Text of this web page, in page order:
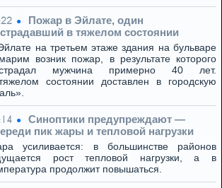
Пожар в Эйлате, один
в тяжелом состоянии
на третьем этаже здания на бульваре
возник пожар, в результате которого
мужчина примерно 40 лет.
состоянии доставлен в городскую
Синоптики предупреждают —
пик жары и тепловой нагрузки
усиливается: в большинстве районов
рост тепловой нагрузки, а в
продолжит повышаться.